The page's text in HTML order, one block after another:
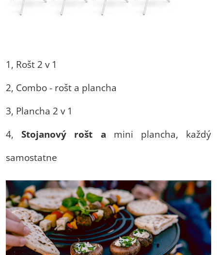
1, Rošt 2 v 1
2, Combo - rošt a plancha
3, Plancha 2 v 1
4,Stojanový rošt a mini plancha, každý
samostatne